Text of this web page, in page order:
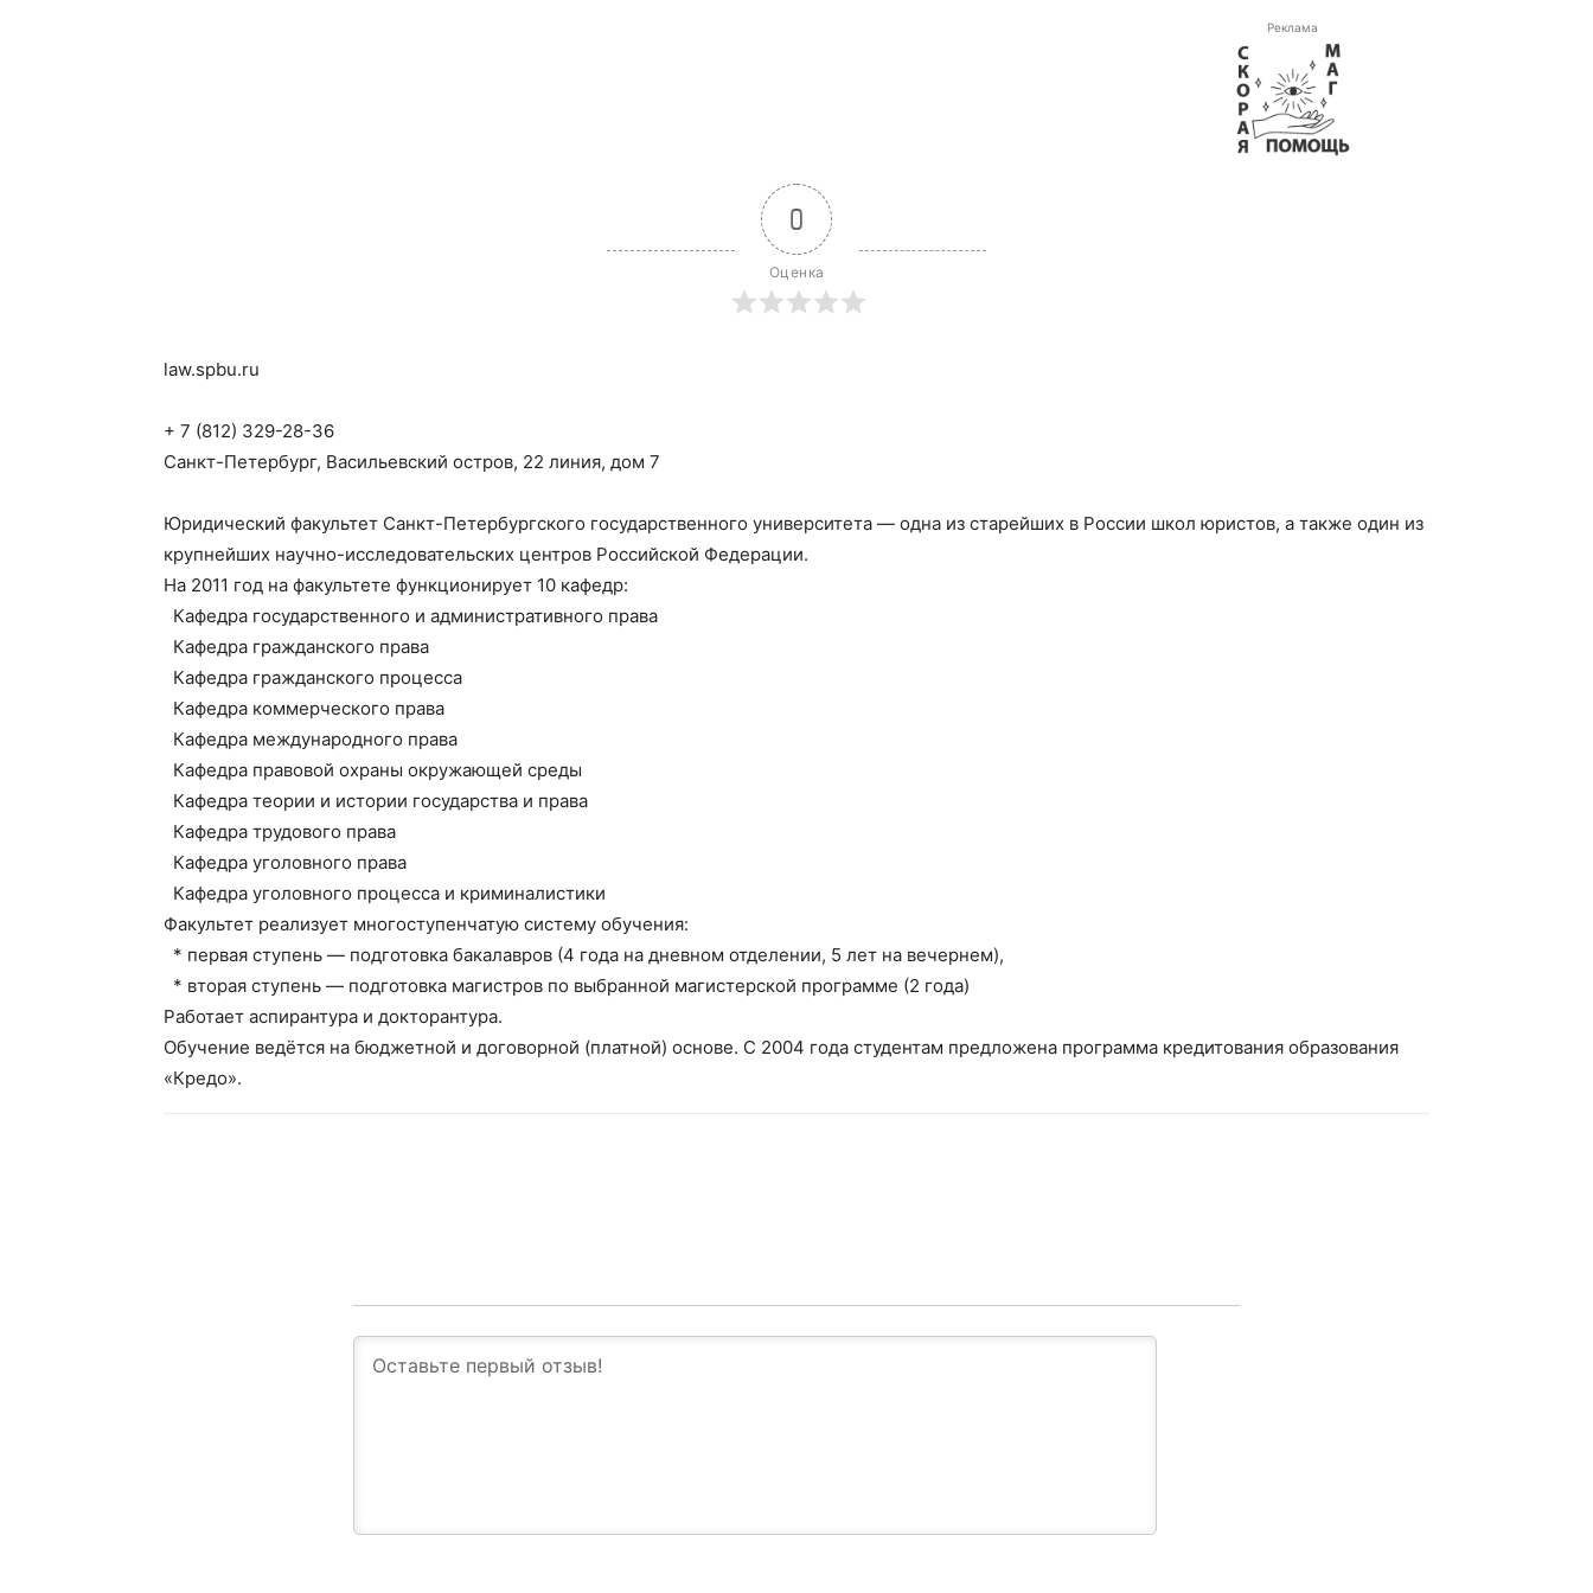
Реклама
0
Оценка
law.spbu.ru
+ 7 (812) 329-28-36
Санкт-Петербург, Васильевский остров, 22 линия, дом 7
Юридический факультет Санкт-Петербургского государственного университета — одна из старейших в России школ юристов, а также один из
крупнейших научно-исследовательских центров Российской Федерации.
На 2011 год на факультете функционирует 10 кафедр:
Кафедра государственного и административного права
Кафедра гражданского права
Кафедра гражданского процесса
Кафедра коммерческого права
Кафедра международного права
Кафедра правовой охраны окружающей среды
Кафедра теории и истории государства и права
Кафедра трудового права
Кафедра уголовного права
Кафедра уголовного процесса и криминалистики
Факультет реализует многоступенчатую систему обучения:
* первая ступень — подготовка бакалавров (4 года на дневном отделении, 5 лет на вечернем),
* вторая ступень — подготовка магистров по выбранной магистерской программе (2 года)
Работает аспирантура и докторантура.
Обучение ведётся на бюджетной и договорной (платной) основе. С 2004 года студентам предложена программа кредитования образования
«Кредо».